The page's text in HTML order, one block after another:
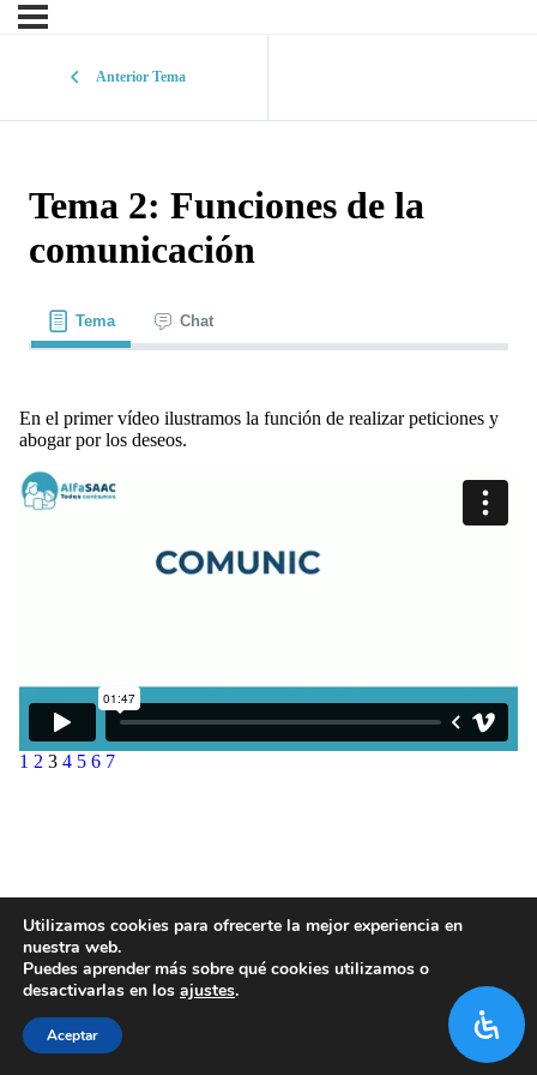
Anterior Tema
Tema 2: Funciones de la
comunicación
Tema Chat
En el primer vídeo ilustramos la función de realizar peticiones y
abogar por los deseos.
1 2 3 4 5 6 7
Utilizamos cookies para ofrecerte la mejor experiencia en
nuestra web.
Puedes aprender más sobre qué cookies utilizamos o
desactivarlas en los ajustes.
Aceptar